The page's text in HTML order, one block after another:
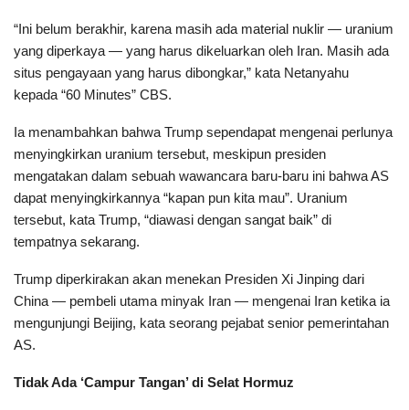
“Ini belum berakhir, karena masih ada material nuklir — uranium
yang diperkaya — yang harus dikeluarkan oleh Iran. Masih ada
situs pengayaan yang harus dibongkar,” kata Netanyahu
kepada “60 Minutes” CBS.
Ia menambahkan bahwa Trump sependapat mengenai perlunya
menyingkirkan uranium tersebut, meskipun presiden
mengatakan dalam sebuah wawancara baru-baru ini bahwa AS
dapat menyingkirkannya “kapan pun kita mau”. Uranium
tersebut, kata Trump, “diawasi dengan sangat baik” di
tempatnya sekarang.
Trump diperkirakan akan menekan Presiden Xi Jinping dari
China — pembeli utama minyak Iran — mengenai Iran ketika ia
mengunjungi Beijing, kata seorang pejabat senior pemerintahan
AS.
Tidak Ada ‘Campur Tangan’ di Selat Hormuz